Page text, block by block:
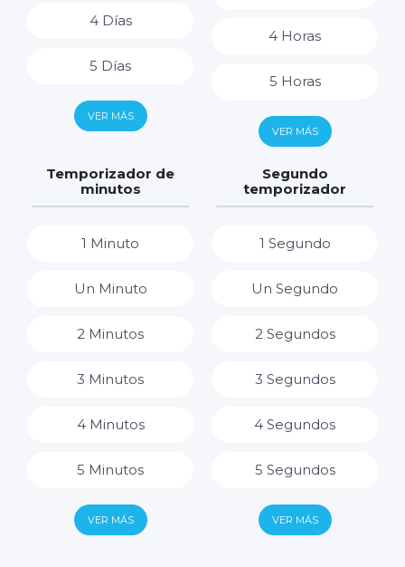
4 Días
5 Días
6 Días
VER MÁS
4 Horas
5 Horas
6 Horas
7 Horas
15 Horas
VER MÁS
Temporizador de
minutos
1 Minuto
Un Minuto
2 Minutos
3 Minutos
4 Minutos
5 Minutos
6 Minutos
VER MÁS
Segundo
temporizador
1 Segundo
Un Segundo
2 Segundos
3 Segundos
4 Segundos
5 Segundos
6 Segundos
VER MÁS